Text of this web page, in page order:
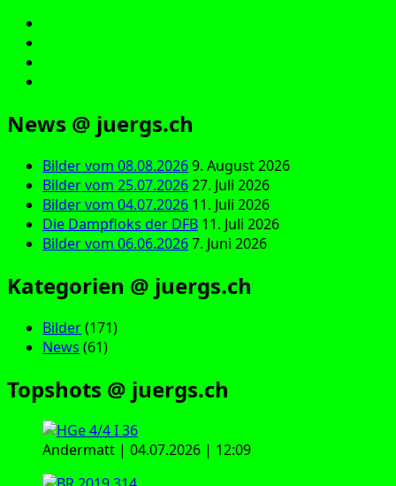
News @ juergs.ch
Bilder vom 08.08.20269. August 2026
Bilder vom 25.07.202627. Juli 2026
Bilder vom 04.07.2026 11. Juli 2026
Die Dampfloks der DFB 11. Juli 2026
Bilder vom 06.06.20267. Juni 2026
Kategorien @ juergs.ch
Bilder(171)
News (61)
Topshots @ juergs.ch
Andermatt | 04.07.2026 | 12:09